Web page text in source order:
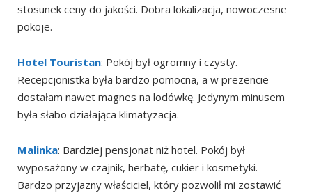
stosunek ceny do jakości. Dobra lokalizacja, nowoczesne
pokoje.
Hotel Touristan: Pokój był ogromny i czysty.
Recepcjonistka była bardzo pomocna, a w prezencie
dostałam nawet magnes na lodówkę. Jedynym minusem
była słabo działająca klimatyzacja.
Malinka: Bardziej pensjonat niż hotel. Pokój był
wyposażony w czajnik, herbatę, cukier i kosmetyki.
Bardzo przyjazny właściciel, który pozwolił mi zostawić